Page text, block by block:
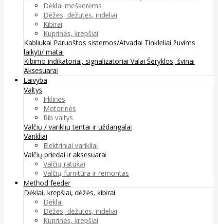
Dėklai meškerėms
Dėžės, dėžutės, indeliai
Kibirai
Kuprinės, krepšiai
Kabliukai Paruoštos sistemos/Atvadai Tinkleliai žuvims
laikyti/ matai
Kibimo indikatoriai, signalizatoriai Valai Šėryklos, švinai
Aksesuarai
Laivyba
Valtys
Irklinės
Motorinės
Rib valtys
Valčių / variklių tentai ir uždangalai
Varikliai
Elektriniai varikliai
Valčių priedai ir aksesuarai
Valčių ratukai
Valčių furnitūra ir remontas
Method feeder
Dėklai, krepšiai, dėžės, kibirai
Dėklai
Dėžės, dėžutės, indeliai
Kuprinės, krepšiai